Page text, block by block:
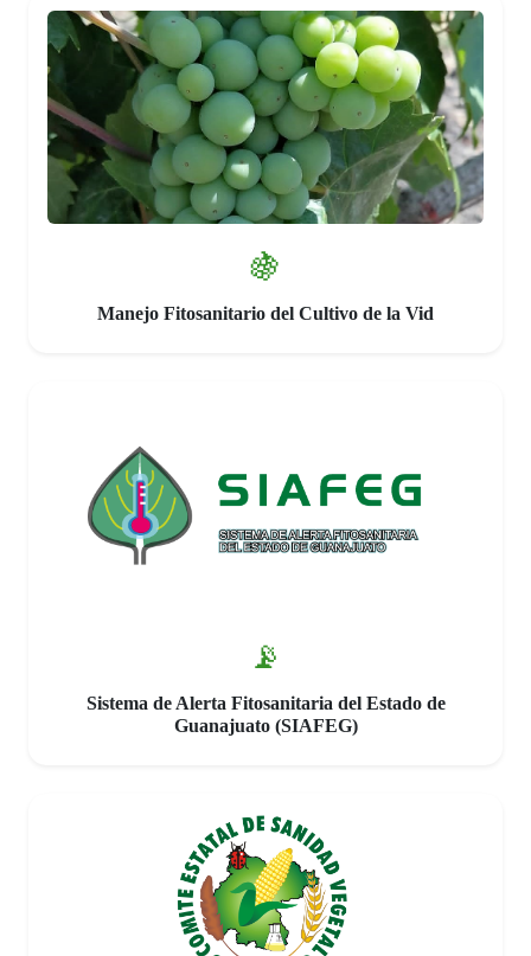
🍇
Manejo Fitosanitario del Cultivo de la Vid
📡
Sistema de Alerta Fitosanitaria del Estado de
Guanajuato (SIAFEG)